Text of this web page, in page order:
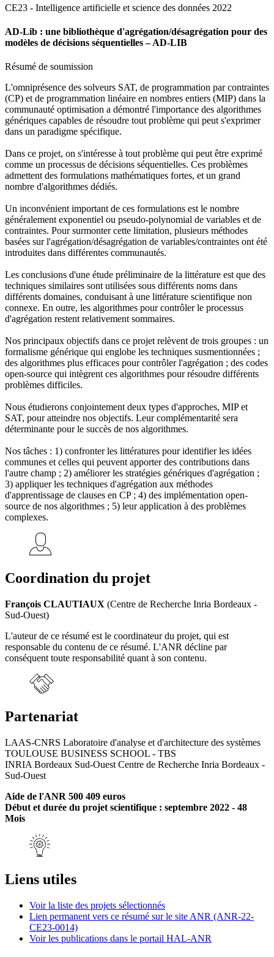
CE23 - Intelligence artificielle et science des données 2022
AD-Lib : une bibliothèque d'agrégation/désagrégation pour des
modèles de décisions séquentielles – AD-LIB
Résumé de soumission
L'omniprésence des solveurs SAT, de programmation par contraintes
(CP) et de programmation linéaire en nombres entiers (MIP) dans la
communauté optimisation a démontré l'importance des algorithmes
génériques capables de résoudre tout problème qui peut s'exprimer
dans un paradigme spécifique.
Dans ce projet, on s'intéresse à tout problème qui peut être exprimé
comme un processus de décisions séquentielles. Ces problèmes
admettent des formulations mathématiques fortes, et un grand
nombre d'algorithmes dédiés.
Un inconvénient important de ces formulations est le nombre
généralement exponentiel ou pseudo-polynomial de variables et de
contraintes. Pour surmonter cette limitation, plusieurs méthodes
basées sur l'agrégation/désagrégation de variables/contraintes ont été
introduites dans différentes communautés.
Les conclusions d'une étude préliminaire de la littérature est que des
techniques similaires sont utilisées sous différents noms dans
différents domaines, conduisant à une littérature scientifique non
connexe. En outre, les algorithmes pour contrôler le processus
d'agrégation restent relativement sommaires.
Nos principaux objectifs dans ce projet relèvent de trois groupes : un
formalisme générique qui englobe les techniques susmentionnées ;
des algorithmes plus efficaces pour contrôler l'agrégation ; des codes
open-source qui intègrent ces algorithmes pour résoudre différents
problèmes difficiles.
Nous étudierons conjointement deux types d'approches, MIP et
SAT, pour atteindre nos objectifs. Leur complémentarité sera
déterminante pour le succès de nos algorithmes.
Nos tâches : 1) confronter les littératures pour identifier les idées
communes et celles qui peuvent apporter des contributions dans
l'autre champ ; 2) améliorer les stratégies génériques d'agrégation ;
3) appliquer les techniques d'agrégation aux méthodes
d'apprentissage de clauses en CP ; 4) des implémentation open-
source de nos algorithmes ; 5) leur application à des problèmes
complexes.
Coordination du projet
François CLAUTIAUX (Centre de Recherche Inria Bordeaux -
Sud-Ouest)
L'auteur de ce résumé est le coordinateur du projet, qui est
responsable du contenu de ce résumé. L'ANR décline par
conséquent toute responsabilité quant à son contenu.
Partenariat
LAAS-CNRS Laboratoire d'analyse et d'architecture des systèmes
TOULOUSE BUSINESS SCHOOL - TBS
INRIA Bordeaux Sud-Ouest Centre de Recherche Inria Bordeaux -
Sud-Ouest
Aide de l'ANR 500 409 euros
Début et durée du projet scientifique : septembre 2022 - 48
Mois
Liens utiles
Voir la liste des projets sélectionnés
Lien permanent vers ce résumé sur le site ANR (ANR-22-
CE23-0014)
Voir les publications dans le portail HAL-ANR